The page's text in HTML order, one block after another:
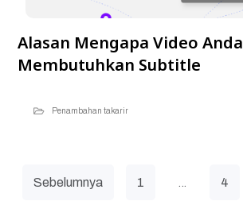
Alasan Mengapa Video Anda
Membutuhkan Subtitle
Penambahan takarir
Sebelumnya 1 … 4